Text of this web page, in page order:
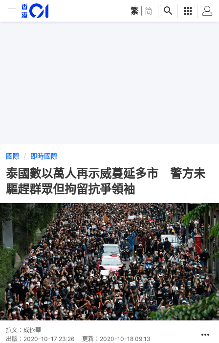
繁 简
國際 即時國際
泰國數以萬人再示威蔓延多市 警方未
驅趕群眾但拘留抗爭領袖
撰文： 成依華
出版： 2020-10-17 23:26 更新： 2020-10-18 09:13